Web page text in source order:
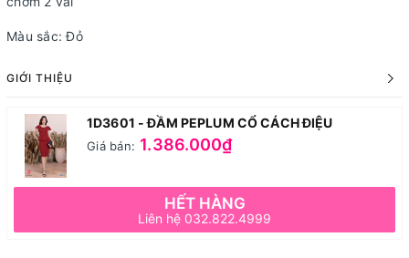
Màu sắc: Đỏ
GIỚI THIỆU
1D3601 - ĐẦM PEPLUM CỔ CÁCH ĐIỆU
Giá bán: 1.386.000₫
HẾT HÀNG
Liên hệ 032.822.4999